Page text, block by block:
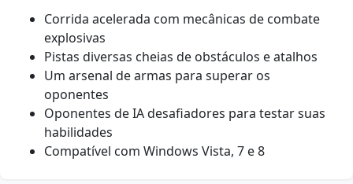
Corrida acelerada com mecânicas de combate
explosivas
Pistas diversas cheias de obstáculos e atalhos
Um arsenal de armas para superar os
oponentes
Oponentes de IA desafiadores para testar suas
habilidades
Compatível com Windows Vista, 7 e 8